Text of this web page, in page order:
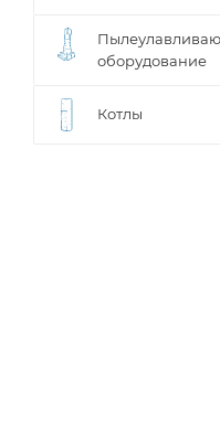
оборудование
Котлы